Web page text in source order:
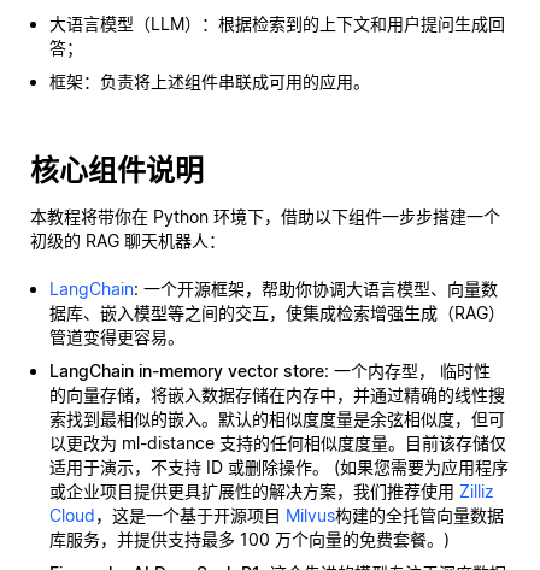
大语言模型（LLM）：根据检索到的上下文和用户提问生成回
答；
框架：负责将上述组件串联成可用的应用。
核心组件说明
本教程将带你在 Python 环境下，借助以下组件一步步搭建一个
初级的 RAG 聊天机器人：
LangChain: 一个开源框架，帮助你协调大语言模型、向量数
据库、嵌入模型等之间的交互，使集成检索增强生成（RAG）
管道变得更容易。
LangChain in-memory vector store: 一个内存型， 临时性
的向量存储，将嵌入数据存储在内存中，并通过精确的线性搜
索找到最相似的嵌入。默认的相似度度量是余弦相似度，但可
以更改为 ml-distance 支持的任何相似度度量。目前该存储仅
适用于演示，不支持 ID 或删除操作。 (如果您需要为应用程序
或企业项目提供更具扩展性的解决方案，我们推荐使用 Zilliz
Cloud，这是一个基于开源项目 Milvus构建的全托管向量数据
库服务，并提供支持最多 100 万个向量的免费套餐。)